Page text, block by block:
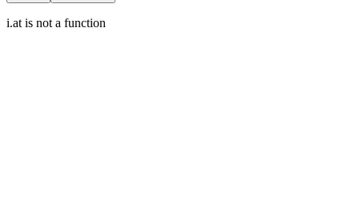
i.at is not a function